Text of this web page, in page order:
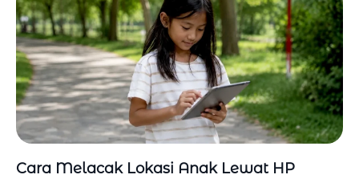
Cara Melacak Lokasi Anak Lewat HP